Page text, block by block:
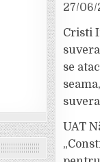
27/
Cristi
se
UAT